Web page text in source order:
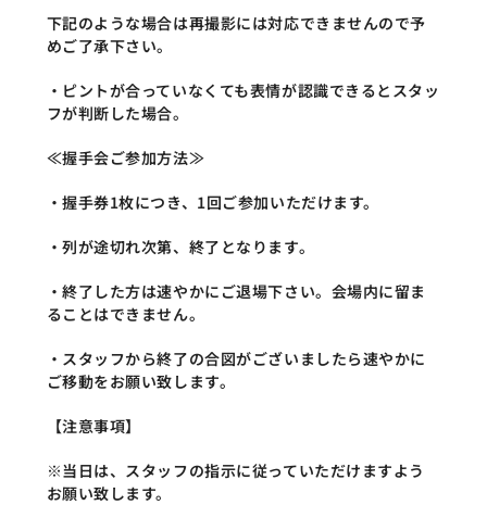
下記のような場合は再撮影には対応できませんので予
めご了承下さい。
・ピントが合っていなくても表情が認識できるとスタッ
フが判断した場合。
≪握手会ご参加方法≫
・握手券1枚につき、1回ご参加いただけます。
・列が途切れ次第、終了となります。
・終了した方は速やかにご退場下さい。会場内に留ま
ることはできません。
・スタッフから終了の合図がございましたら速やかに
ご移動をお願い致します。
【注意事項】
※当日は、スタッフの指示に従っていただけますよう
お願い致します。